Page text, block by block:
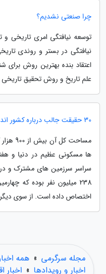
چرا صنعتی نشدیم؟
توسعه نیافتگی امری تاریخی و
نیافتگی در بستر و روندی
اعتقاد بنده بهترین روش برای
علم تاریخ و روش تحقیق
30 حقیقت جالب درباره کشور اندونزی
مساحت
ها مسکونی عظیم در دنیا و
سراسر سرزمین های مشترک و
238 میلیون نفر بوده که
اختصاص داده است. از سوی
مجله سرگرمی » همه
اخبار و رویدادها » اخبار